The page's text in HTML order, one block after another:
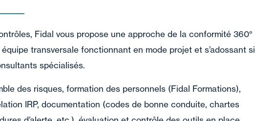
Fidal vous propose une approche de la conformité 360°
transversale fonctionnant en mode projet et s’adossant si
spécialisés.
des risques, formation des personnels (Fidal Formations),
IRP, documentation (codes de bonne conduite, chartes